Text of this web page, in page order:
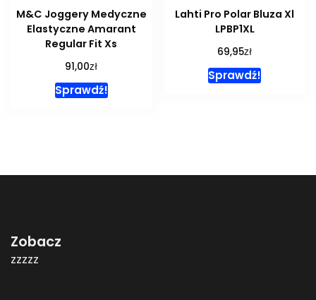
M&C Joggery Medyczne
Elastyczne Amarant
Regular Fit Xs
91,00zł
Sprawdź!
Lahti Pro Polar Bluza Xl
LPBP1XL
69,95zł
Sprawdź!
Zobacz
zzzzz